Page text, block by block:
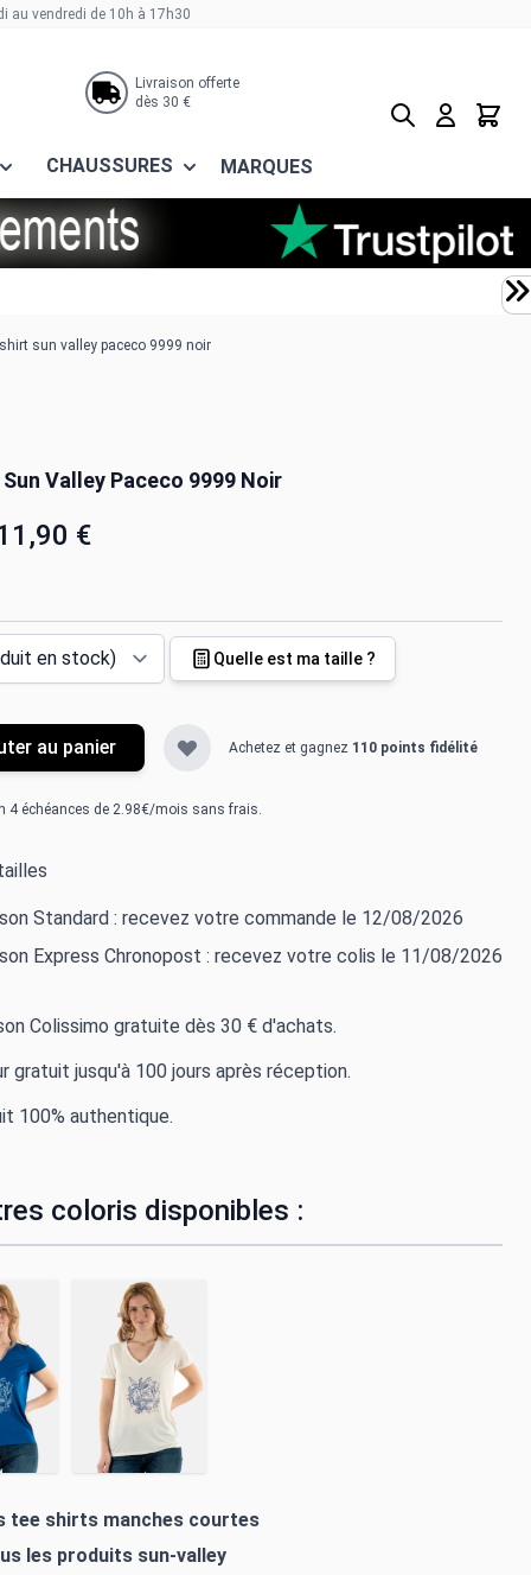
au vendredi de 10h à 17h30
Livraison offerte
dès 30 €
CHAUSSURES MARQUES
Rechercher
Panier
sun valley paceco 9999 noir
Valley Paceco 9999 Noir
€
Quelle est ma taille ?
au panier Achetez et gagnez 110 points fidélité
4 échéances de 2.98€/mois sans frais.
Standard : recevez votre commande le 12/08/2026
Express Chronopost : recevez votre colis le 11/08/2026
Colissimo gratuite dès 30 € d'achats.
gratuit jusqu'à 100 jours après réception.
100% authentique.
coloris disponibles :
tee shirts manches courtes
les produits sun-valley